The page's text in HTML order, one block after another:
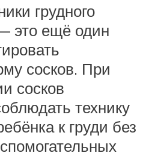
грудного
это ещё один
сосков. При
сосков
технику
к груди без